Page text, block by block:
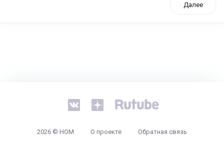
Далее
2026 © НОМ О проекте Обратная связь